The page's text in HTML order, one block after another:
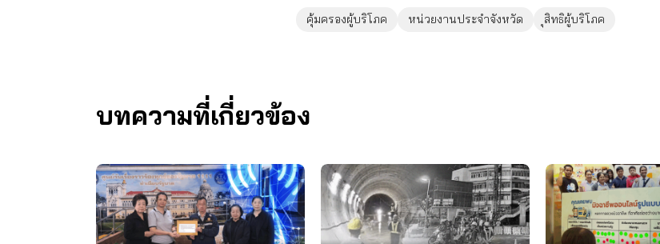
คุ้มครองผู้บริโภค หน่วยงานประจำจังหวัด ุสิทธิผู้บริโภค
บทความที่เกี่ยวข้อง